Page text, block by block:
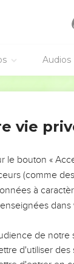
Audios
DE
LES
leur impact,
qu'ils ont
responsables
avec plus
ministère, une
vie
le bouton «
(comme
à
de notre
d'utiliser